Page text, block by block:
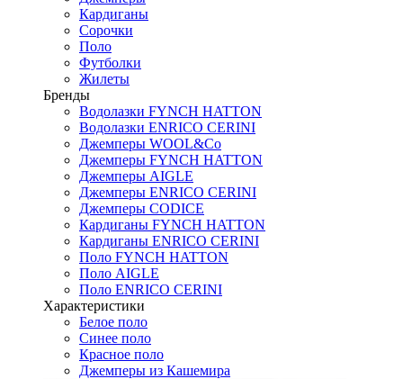
Кардиганы
Сорочки
Поло
Футболки
Жилеты
Бренды
Водолазки FYNCH HATTON
Водолазки ENRICO CERINI
Джемперы WOOL&Co
Джемперы FYNCH HATTON
Джемперы AIGLE
Джемперы ENRICO CERINI
Джемперы CODICE
Кардиганы FYNCH HATTON
Кардиганы ENRICO CERINI
Поло FYNCH HATTON
Поло AIGLE
Поло ENRICO CERINI
Характеристики
Белое поло
Синее поло
Красное поло
Джемперы из Кашемира